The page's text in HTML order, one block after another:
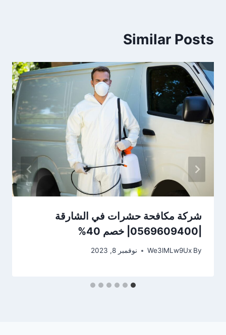
Similar Posts
شركة مكافحة حشرات في الشارقة
By
We3lMLw9Ux نوفمبر 8, 2023